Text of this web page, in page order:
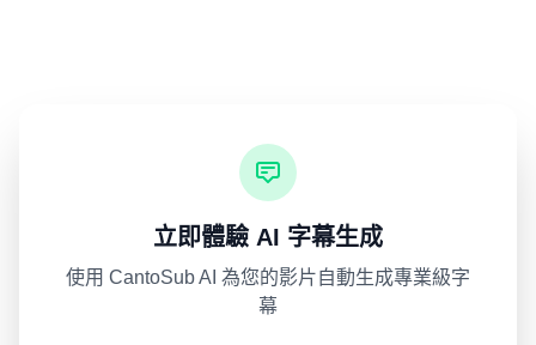
立即體驗 AI 字幕生成
使用 CantoSub AI 為您的影片自動生成專業級字
幕